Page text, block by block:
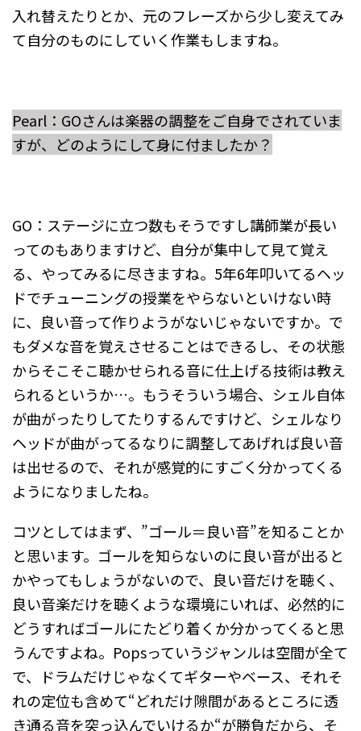
入れ替えたりとか、元のフレーズから少し変えてみ
て自分のものにしていく作業もしますね。
Pearl：GOさんは楽器の調整をご自身でされていま
すが、どのようにして身に付ましたか？
GO：ステージに立つ数もそうですし講師業が長い
ってのもありますけど、自分が集中して見て覚え
る、やってみるに尽きますね。5年6年叩いてるヘッ
ドでチューニングの授業をやらないといけない時
に、良い音って作りようがないじゃないですか。で
もダメな音を覚えさせることはできるし、その状態
からそこそこ聴かせられる音に仕上げる技術は教え
られるというか…。もうそういう場合、シェル自体
が曲がったりしてたりするんですけど、シェルなり
ヘッドが曲がってるなりに調整してあげれば良い音
は出せるので、それが感覚的にすごく分かってくる
ようになりましたね。
コツとしてはまず、”ゴール＝良い音”を知ることか
と思います。ゴールを知らないのに良い音が出ると
かやってもしょうがないので、良い音だけを聴く、
良い音楽だけを聴くような環境にいれば、必然的に
どうすればゴールにたどり着くか分かってくると思
うんですよね。Popsっていうジャンルは空間が全て
で、ドラムだけじゃなくてギターやベース、それそ
れの定位も含めて“どれだけ隙間があるところに透
き通る音を突っ込んでいけるか“が勝負だから、そ